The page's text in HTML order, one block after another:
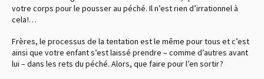
votre corps pour le pousser au péché. Il n’est rien d’irrationnel à
cela !…
Frères, le processus de la tentation est le même pour tous et c’est
ainsi que votre enfant s’est laissé prendre – comme d’autres avant
lui – dans les rets du péché. Alors, que faire pour l’en sortir ?